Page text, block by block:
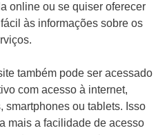
online ou se quiser oferecer
às informações sobre os
também pode ser acessado
com acesso à internet,
smartphones ou tablets. Isso
mais a facilidade de acesso